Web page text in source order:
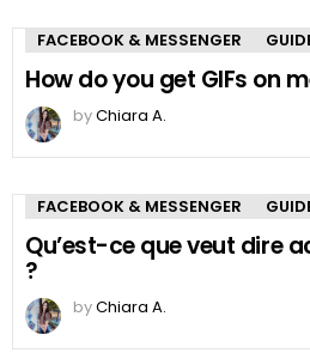
FACEBOOK & MESSENGER
How do you get GIFs on
byChiara A.
FACEBOOK & MESSENGER
Qu’est-ce que veut dire
?
byChiara A.